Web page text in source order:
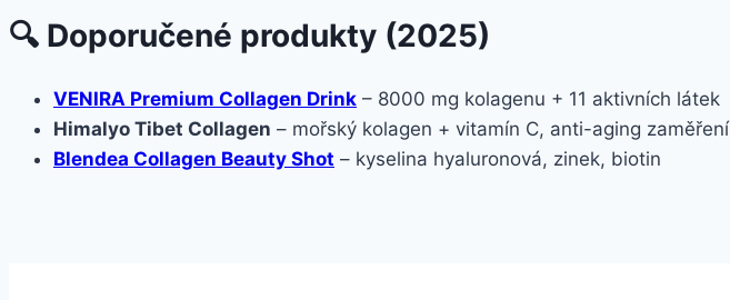
🔍 Doporučené produkty (2025)
VENIRA Premium Collagen Drink – 8000 mg kolagenu + 11 aktivních látek
Himalyo Tibet Collagen – mořský kolagen + vitamín C, anti-aging zaměření
Blendea Collagen Beauty Shot – kyselina hyaluronová, zinek, biotin